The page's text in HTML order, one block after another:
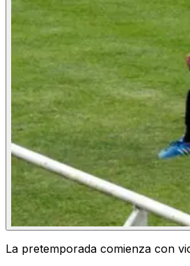
La pretemporada comienza con